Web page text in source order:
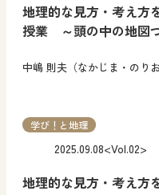
地理的な見方・考え方
授業 ～頭の中の地図
中嶋 則夫（なかじま・のりお
地理的な見方・考え方
2025.09.08<Vol.02>
学び！と地理